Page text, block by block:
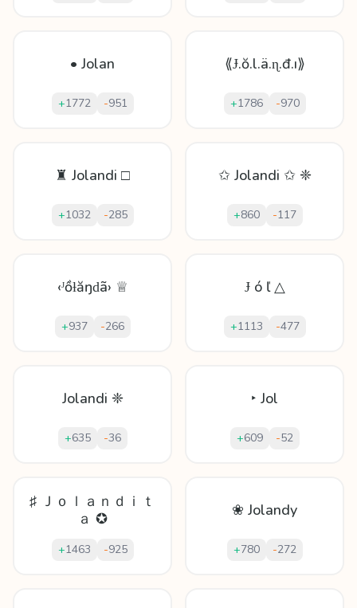
• Jolan
+1772 -951
⟪Ɉ.ŏ.l.ä.ɳ.đ.ı⟫
+1786 -970
♜ Jolandi □
+1032 -285
✩ Jolandi ✩ ❈
+860 -117
‹ᴶồƚăŋԁã› ♕
+937 -266
Ɉ ó ľ △
+1113 -477
Jolandi ❈
+635 -36
‣ Jol
+609 -52
♯ Ｊｏｌａｎｄｉｔ
ａ ✪
+1463 -925
❀ Jolandy
+780 -272